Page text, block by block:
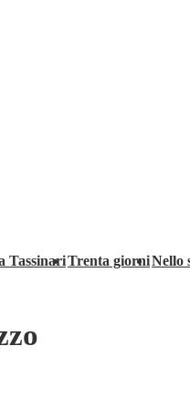
TassinariTrenta giorniNello